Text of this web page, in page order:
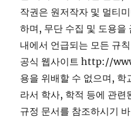
작권은 원저작자 및 멀티
하며, 무단 수집 및 도용을
내에서 언급되는 모든 규
공식 웹사이트 http://
용을 위배할 수 없으며, 학
라서 학사, 학적 등에 관련
규정 문서를 참조하시기